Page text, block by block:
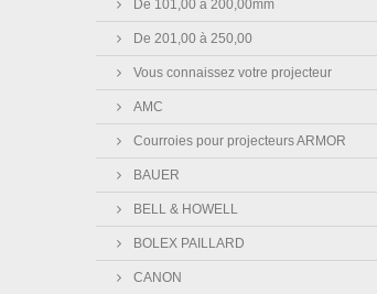
De 101,00 à 200,00mm
De 201,00 à 250,00
Vous connaissez votre projecteur
AMC
Courroies pour projecteurs ARMOR
BAUER
BELL & HOWELL
BOLEX PAILLARD
CANON